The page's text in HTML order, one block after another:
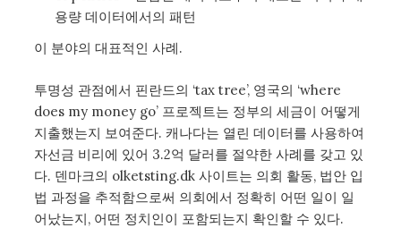
용량 데이터에서의 패턴
이 분야의 대표적인 사례.
투명성 관점에서 핀란드의 ‘tax tree’, 영국의 ‘where
does my money go’ 프로젝트는 정부의 세금이 어떻게
지출했는지 보여준다. 캐나다는 열린 데이터를 사용하여
자선금 비리에 있어 3.2억 달러를 절약한 사례를 갖고 있
다. 덴마크의 olketsting.dk 사이트는 의회 활동, 법안 입
법 과정을 추적함으로써 의회에서 정확히 어떤 일이 일
어났는지, 어떤 정치인이 포함되는지 확인할 수 있다.